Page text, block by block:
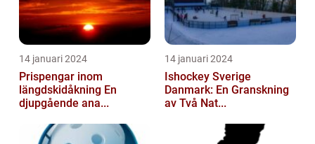
14 januari 2024
Prispengar inom
längdskidåkning En
djupgående ana...
14 januari 2024
Ishockey Sverige
Danmark: En Granskning
av Två Nat...